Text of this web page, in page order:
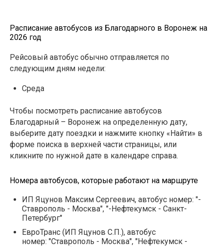
Расписание автобусов из Благодарного в Воронеж на
2026 год
Рейсовый автобус обычно отправляется по
следующим дням недели:
Среда
Чтобы посмотреть расписание автобусов
Благодарный – Воронеж на определенную дату,
выберите дату поездки и нажмите кнопку «Найти» в
форме поиска в верхней части страницы, или
кликните по нужной дате в календаре справа.
Номера автобусов, которые работают на маршруте
ИП Яцунов Максим Сергеевич, автобус номер: "-
Ставрополь - Москва", "-Нефтекумск - Санкт-
Петербург"
ЕвроТранс (ИП Яцунов С.П.), автобус
номер: "Ставрополь - Москва", "Нефтекумск -